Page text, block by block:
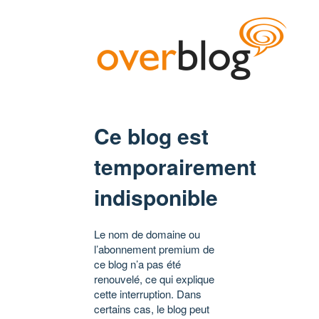
Ce blog est
temporairement
indisponible
Le nom de domaine ou
l’abonnement premium de
ce blog n’a pas été
renouvelé, ce qui explique
cette interruption. Dans
certains cas, le blog peut